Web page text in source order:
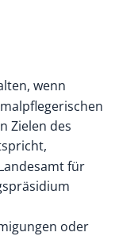
wenn
Zielen des
für
oder